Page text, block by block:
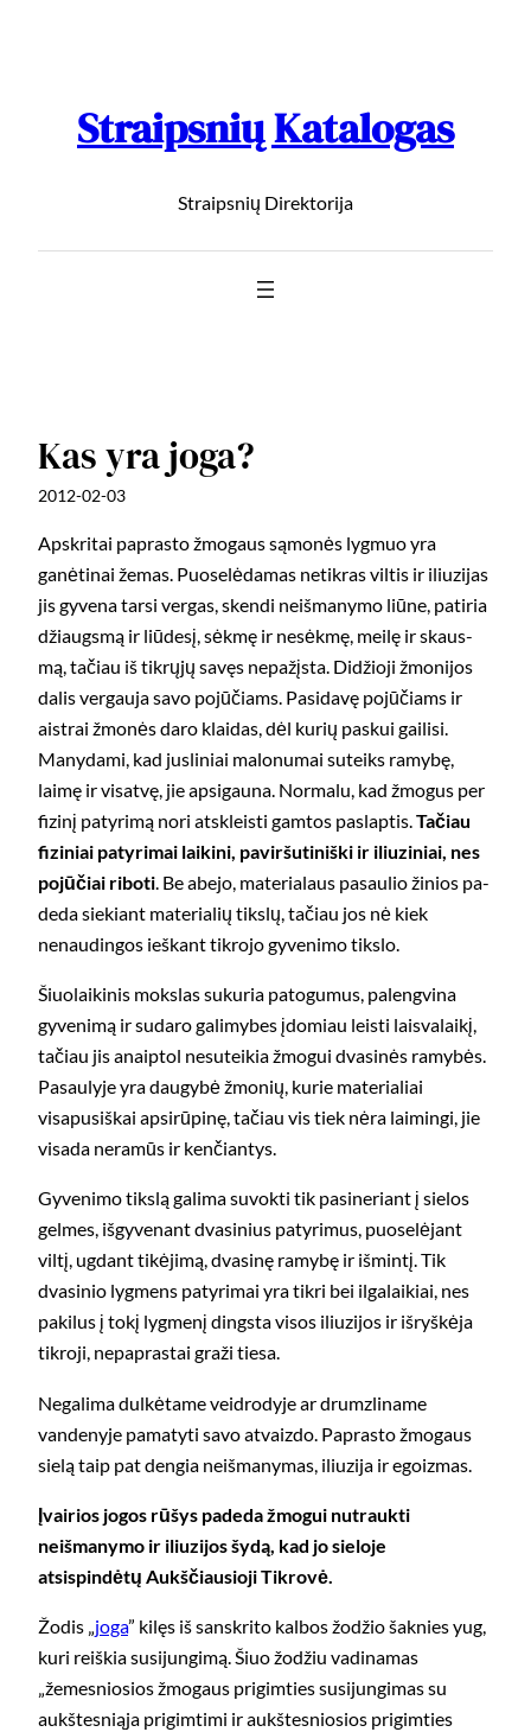
Straipsnių Katalogas
Straipsnių Direktorija
Kas yra joga?
2012-02-03
Apskritai paprasto žmogaus sąmonės lygmuo yra
ganėtinai žemas. Puoselėdamas netikras viltis ir iliuzijas
jis gyvena tarsi vergas, skendi neišmanymo liūne, patiria
džiaugsmą ir liūdesį, sėkmę ir nesėkmę, meilę ir skaus­
mą, tačiau iš tikrųjų savęs nepažįsta. Didžioji žmonijos
dalis vergauja sa­vo pojūčiams. Pasidavę pojūčiams ir
aistrai žmonės daro klaidas, dėl kurių paskui gailisi.
Manydami, kad jusliniai malonumai suteiks ramybę,
laimę ir visatvę, jie apsigauna. Normalu, kad žmogus per
fizinį patyrimą nori atskleisti gamtos paslaptis.Tačiau
fiziniai patyrimai laikini, paviršutiniški ir iliuziniai, nes
pojūčiai riboti. Be abejo, materialaus pasaulio žinios pa­
deda siekiant materialių tikslų, tačiau jos nė kiek
nenaudingos ieškant tik­rojo gyvenimo tikslo.
Šiuolaikinis mokslas sukuria patogumus, palengvina
gyvenimą ir su­daro galimybes įdomiau leisti laisvalaikį,
tačiau jis anaiptol nesuteikia žmo­gui dvasinės ramybės.
Pasaulyje yra daugybė žmonių, kurie materialiai
visapusiškai apsirūpinę, tačiau vis tiek nėra laimingi, jie
visada neramūs ir kenčiantys.
Gyvenimo tikslą galima suvokti tik pasineriant į sielos
gelmes, išgy­venant dvasinius patyrimus, puoselėjant
viltį, ugdant tikėjimą, dvasinę ra­mybę ir išmintį. Tik
dvasinio lygmens patyrimai yra tikri bei ilgalaikiai, nes
pakilus į tokį lygmenį dingsta visos iliuzijos ir išryškėja
tikroji, nepa­prastai graži tiesa.
Negalima dulkėtame veidrodyje ar drumzliname
vandenyje pamatyti savo atvaizdo. Paprasto žmogaus
sielą taip pat dengia neišmanymas, iliu­zija ir egoizmas.
Įvairios jogos rūšys padeda žmogui nutraukti
neišmanymo ir iliuzijos šydą, kad jo sieloje
atsispindėtų Aukščiausioji Tikrovė.
Žodis „joga” kilęs iš sanskrito kalbos žodžio šaknies yug,
kuri reiškia susijungimą. Šiuo žodžiu vadinamas
„žemesniosios žmogaus prigimties susijungimas su
aukštesniąja prigimtimi ir aukštesniosios prigimties